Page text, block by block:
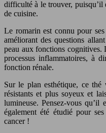
difficulté à le trouver, puisqu’il
de cuisine.
Le romarin est connu pour
améliorant des questions
peau aux fonctions cognitives.
processus inflammatoires, à
fonction rénale.
Sur le plan esthétique, ce
résistants et plus soyeux et
lumineuse. Pensez-vous qu’il
également été étudié pour
cancer !